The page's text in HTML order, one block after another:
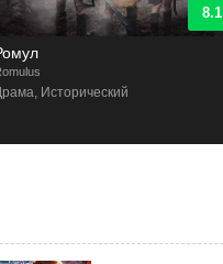
8.1
Исторический